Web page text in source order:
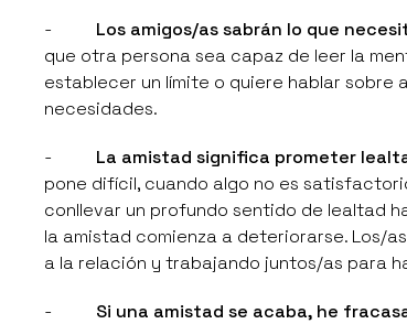
- Los amigos/as sabrán lo que
que otra persona sea capaz de leer la
establecer un límite o quiere hablar sobre
necesidades.
- La amistad significa prometer
pone difícil, cuando algo no es
conllevar un profundo sentido de lealtad
la amistad comienza a deteriorarse. Los/
a la relación y trabajando juntos/as para
- Si una amistad se acaba, he